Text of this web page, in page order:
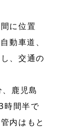
に位置
動車道、
、交通の
鹿児島
時間半で
内はもと